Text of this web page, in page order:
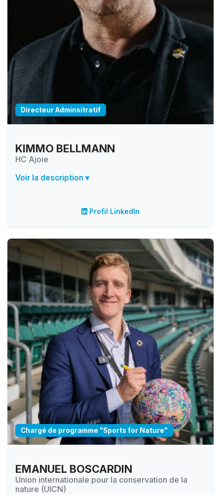
Directeur Adminsitratif
KIMMO BELLMANN
HC Ajoie
Voir la description ▾
Profil LinkedIn
Chargé de programme "Sports for Nature"
EMANUEL BOSCARDIN
Union internationale pour la conservation de la
nature (UICN)